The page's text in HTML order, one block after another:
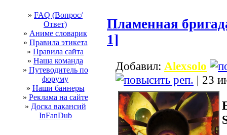
» FAQ (Вопрос/
Ответ)
» Аниме словарик
» Правила этикета
» Правила сайта
» Наша команда
» Путеводитель по
форуму
» Наши баннеры
» Реклама на сайте
» Доска вакансий
InFanDub
Пламенная
1]
Добавил: Alexsolo
| 23